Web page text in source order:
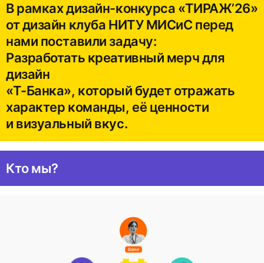
В рамках дизайн-конкурса «ТИРАЖ’26»
от дизайн клуба НИТУ МИСиС перед
нами поставили задачу:
Разработать креативный мерч для
дизайн
«Т-Банка», который будет отражать
характер команды, её ценности
и визуальный вкус.
Кто мы?